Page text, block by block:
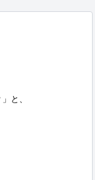
と、